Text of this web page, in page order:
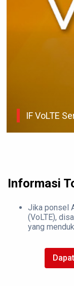
IF VoLTE
Informasi
Jika ponsel
(VoLTE),
yang